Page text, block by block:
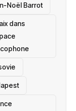
Noël Barrot
dans